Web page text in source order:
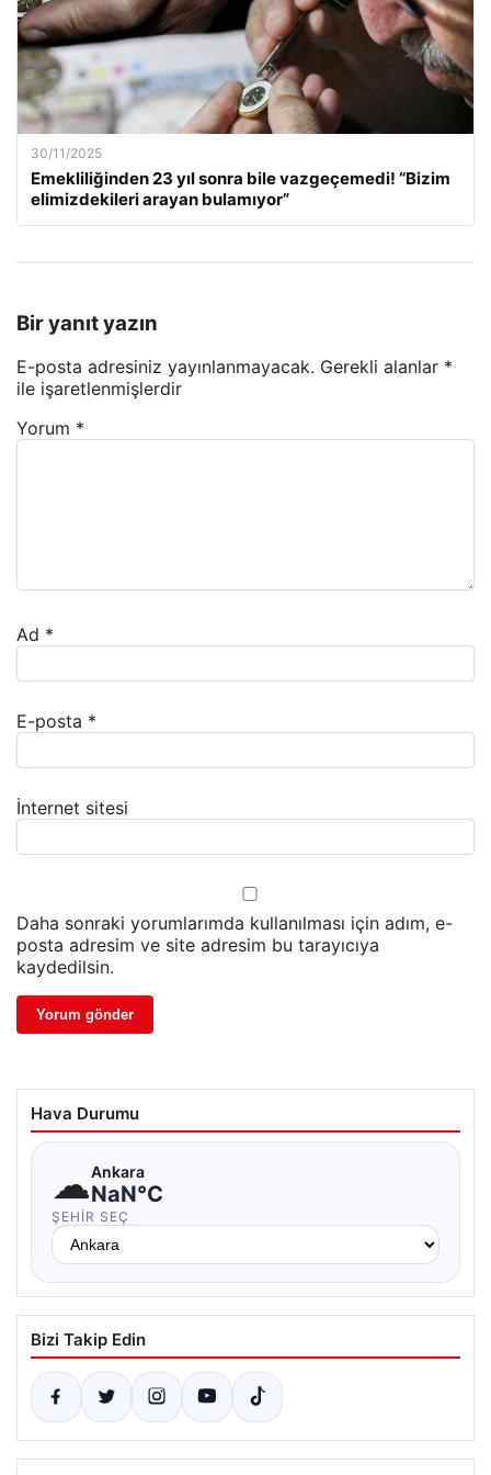
30/11/2025
Emekliliğinden 23 yıl sonra bile vazgeçemedi! “Bizim
elimizdekileri arayan bulamıyor”
Bir yanıt yazın
E-posta adresiniz yayınlanmayacak. Gerekli alanlar *
ile işaretlenmişlerdir
Yorum *
Ad *
E-posta *
İnternet sitesi
Daha sonraki yorumlarımda kullanılması için adım, e-
posta adresim ve site adresim bu tarayıcıya
kaydedilsin.
Hava Durumu
☁Ankara
NaN°C
ŞEHIR SEÇ
Bizi Takip Edin